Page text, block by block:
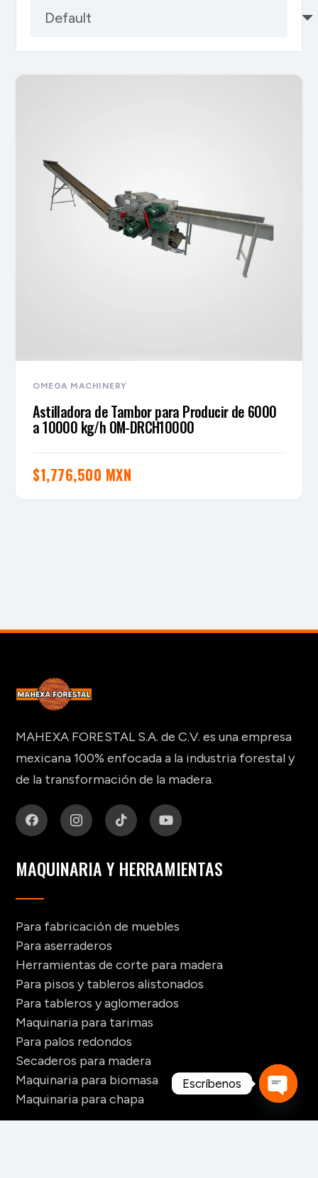
OMEGA MACHINERY
Astilladora de Tambor para Producir de 6000
a 10000 kg/h OM-DRCH10000
$1,776,500 MXN
MAHEXA FORESTAL S.A. de C.V. es una empresa
mexicana 100% enfocada a la industria forestal y
de la transformación de la madera.
MAQUINARIA Y HERRAMIENTAS
Para fabricación de muebles
Para aserraderos
Herramientas de corte para madera
Para pisos y tableros alistonados
Para tableros y aglomerados
Maquinaria para tarimas
Para palos redondos
Secaderos para madera
Maquinaria para biomasa
Maquinaria para chapa
Escríbenos